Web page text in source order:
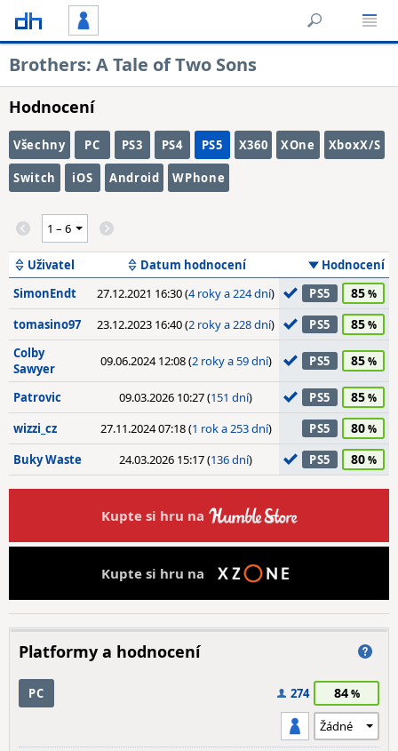
Brothers: A Tale of Two Sons
Hodnocení
Všechny PC PS3 PS4 PS5 X360 XOne XboxX/S
Switch iOS Android WPhone
Uživatel Datum hodnocení
Hodnocení
SimonEndt
27.12.2021 16:30 (4 roky a 224 dní) PS5 85
tomasino97 23.12.2023 16:40 (2 roky a 228 dní) PS5 85
Colby
Sawyer
09.06.2024 12:08 (2 roky a 59 dní) PS5 85
Patrovic 09.03.2026 10:27 (151 dní) PS5 85
wizzi_cz 27.11.2024 07:18 (1 rok a 253 dní) PS5 80
Buky Waste 24.03.2026 15:17 (136 dní) PS5 80
Kupte si hru na
Kupte si hru na
Platformy a hodnocení
PC 274 84